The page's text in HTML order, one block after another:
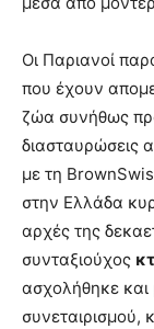
Οι Παριανοί
που έχουν
ζώα συνήθως
διασταυρώσεις
με τη
στην Ελλάδα
αρχές της
συνταξιούχος
ασχολήθηκε και
συνεταιρισμού,